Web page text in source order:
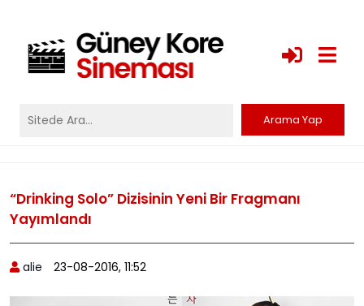
“Drinking Solo” Dizisinin Yeni Bir Fragmanı
Yayımlandı
alie 23-08-2016, 11:52